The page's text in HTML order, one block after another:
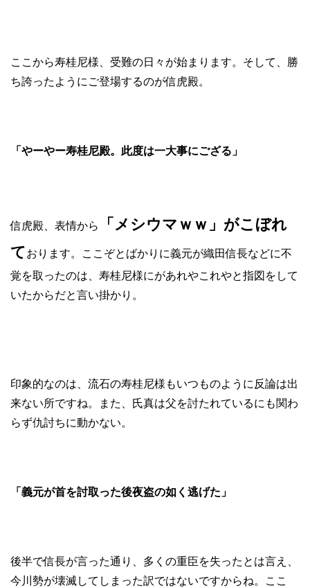
ここから寿桂尼様、受難の日々が始まります。そして、勝
ち誇ったようにご登場するのが信虎殿。
「やーやー寿桂尼殿。此度は一大事にござる」
信虎殿、表情から
「メシウマｗｗ」がこぼれ
ております。ここぞとばかりに義元が織田信長などに不
覚を取ったのは、寿桂尼様にがあれやこれやと指図をして
いたからだと言い掛かり。
印象的なのは、流石の寿桂尼様もいつものように反論は出
来ない所ですね。また、氏真は父を討たれているにも関わ
らず仇討ちに動かない。
「義元が首を討取った後夜盗の如く逃げた」
後半で信長が言った通り、多くの重臣を失ったとは言え、
今川勢が壊滅してしまった訳ではないですからね。ここ